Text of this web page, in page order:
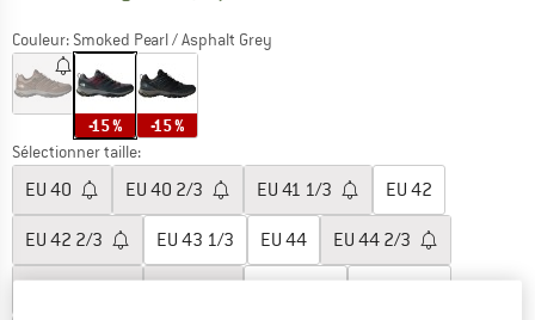
Couleur: Smoked Pearl / Asphalt Grey
-15 % -15 %
Sélectionner taille:
EU 40 EU 40 2/3 EU 41 1/3 EU 42
EU 42 2/3 EU 43 1/3 EU 44 EU 44 2/3